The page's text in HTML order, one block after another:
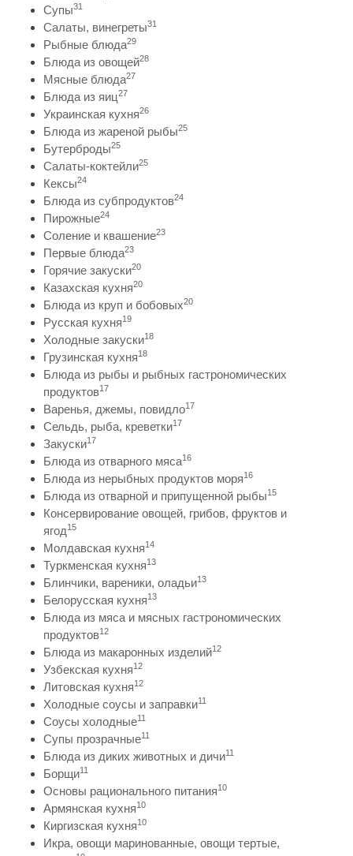
Супы31
Салаты, винегреты31
Рыбные блюда29
Блюда из овощей28
Мясные блюда27
Блюда из яиц27
Украинская кухня26
Блюда из жареной рыбы25
Бутерброды25
Салаты-коктейли25
Кексы24
Блюда из субпродуктов24
Пирожные24
Соление и квашение23
Первые блюда23
Горячие закуски20
Казахская кухня20
Блюда из круп и бобовых20
Русская кухня19
Холодные закуски18
Грузинская кухня18
Блюда из рыбы и рыбных гастрономических
продуктов17
Варенья, джемы, повидло17
Сельдь, рыба, креветки17
Закуски17
Блюда из отварного мяса16
Блюда из нерыбных продуктов моря16
Блюда из отварной и припущенной рыбы15
Консервирование овощей, грибов, фруктов и
ягод15
Молдавская кухня14
Туркменская кухня13
Блинчики, вареники, оладьи13
Белорусская кухня13
Блюда из мяса и мясных гастрономических
продуктов12
Блюда из макаронных изделий12
Узбекская кухня12
Литовская кухня12
Холодные соусы и заправки11
Соусы холодные11
Супы прозрачные11
Блюда из диких животных и дичи11
Борщи11
Основы рационального питания10
Армянская кухня10
Киргизская кухня10
Икра, овощи маринованные, овощи тертые,